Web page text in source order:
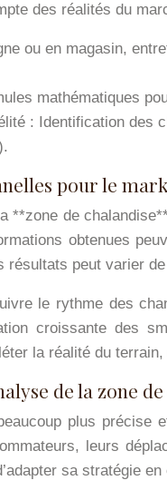
des réalités du
ou en magasin,
mathématiques
: Identification des
pour le
**zone de
obtenues
résultats peut varier
le rythme des
croissante des
la réalité du
de la zone
plus
leurs
sa stratégie